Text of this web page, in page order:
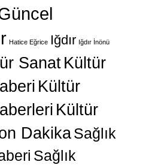
Hatice Eğrice Iğdır Iğdır İnönü
SanatKültür
Kültür
Kültür
DakikaSağlık
Sağlık